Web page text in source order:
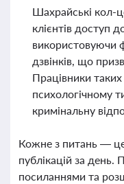
Шахрайські кол-
клієнтів доступ
використовуючи
дзвінків, що
Працівники
психологічному
кримінальну
Кожне з питань —
публікацій за
посиланнями та